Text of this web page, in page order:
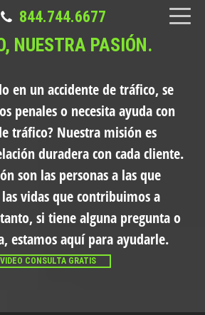
844.744.6677
NUESTRA PASIÓN.
en un accidente de tráfico, se
penales o necesita ayuda con
tráfico? Nuestra misión es
duradera con cada cliente.
son las personas a las que
vidas que contribuimos a
si tiene alguna pregunta o
estamos aquí para ayudarle.
VIDEO CONSULTA GRATIS